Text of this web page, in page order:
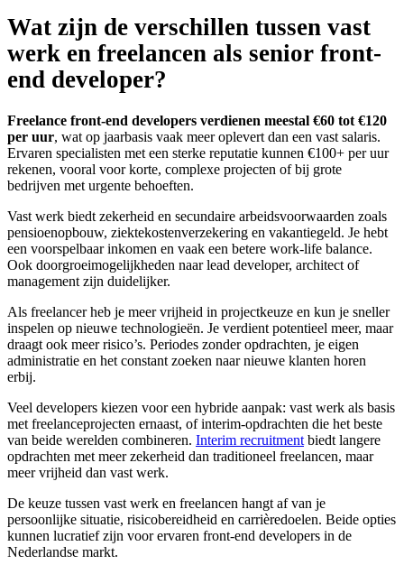
Wat zijn de verschillen tussen vast
werk en freelancen als senior front-
end developer?
Freelance front-end developers verdienen meestal €60 tot €120
per uur, wat op jaarbasis vaak meer oplevert dan een vast salaris.
Ervaren specialisten met een sterke reputatie kunnen €100+ per uur
rekenen, vooral voor korte, complexe projecten of bij grote
bedrijven met urgente behoeften.
Vast werk biedt zekerheid en secundaire arbeidsvoorwaarden zoals
pensioenopbouw, ziektekostenverzekering en vakantiegeld. Je hebt
een voorspelbaar inkomen en vaak een betere work-life balance.
Ook doorgroeimogelijkheden naar lead developer, architect of
management zijn duidelijker.
Als freelancer heb je meer vrijheid in projectkeuze en kun je sneller
inspelen op nieuwe technologieën. Je verdient potentieel meer, maar
draagt ook meer risico’s. Periodes zonder opdrachten, je eigen
administratie en het constant zoeken naar nieuwe klanten horen
erbij.
Veel developers kiezen voor een hybride aanpak: vast werk als basis
met freelanceprojecten ernaast, of interim-opdrachten die het beste
van beide werelden combineren. Interim recruitmentbiedt langere
opdrachten met meer zekerheid dan traditioneel freelancen, maar
meer vrijheid dan vast werk.
De keuze tussen vast werk en freelancen hangt af van je
persoonlijke situatie, risicobereidheid en carrièredoelen. Beide opties
kunnen lucratief zijn voor ervaren front-end developers in de
Nederlandse markt.